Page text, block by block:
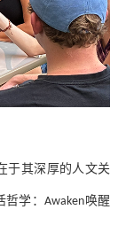
于其深厚的人文关
哲学：Awaken唤醒